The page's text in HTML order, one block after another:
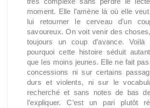
moment. Elle l’amène là où elle
lui retourner le cerveau d’un
savoureux. On voit venir des
toujours un coup d’avance. Voilà
pourquoi cette histoire séduit
que les moins jeunes. Elle ne fait
concessions ni sur certains
durs et violents, ni sur le
recherché et sans notes de bas
l’expliquer. C’est un pari plutôt